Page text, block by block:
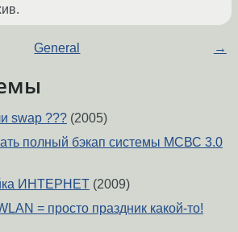
General →
swap ??? (2005)
полный бэкап системы МСВС 3.0
ИНТЕРНЕТ (2009)
= просто праздник какой-то!